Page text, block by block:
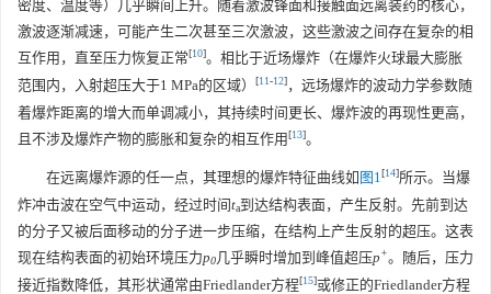
密度、温度等）几乎瞬间上升。随着激波锋面和接触面远离装药的核心，
激波逐渐减速，可能产生二次甚至三次激波，这些激波之间存在复杂的相
互作用，直至压力恢复正常[10]。相比于近场爆炸（在爆炸火球最大膨胀
范围内，入射超压大于1 MPa的区域）
[11-12]，远场爆炸的波动力学参数随
着爆炸距离的增大而单调减小，其持续时间更长、爆炸波的再现性更高，
且不涉及爆炸产物的膨胀和复杂的相互作用[13]。
在远离爆炸源的任一点，其理想的爆炸特征曲线如 图1[14]所示。当爆
炸冲击波在空气中运动，经过时间ta到达结构表面，产生反射。先前到达
的分子又被后面移动的分子进一步压缩，在结构上产生反射的超压。这表
现在结构表面的初始环境压力p0几乎瞬时增加到峰值超压p+。随后，压力
接近指数降低，其形状通常由Friedlander方程[15]或修正的Friedlander方程